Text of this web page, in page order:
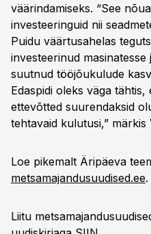
väärindamiseks. “See
investeeringuid nii
Puidu väärtusahelas
investeerinud masinatesse
suutnud tööjõukulude
Edaspidi oleks väga
ettevõtted suurendaksid
tehtavaid kulutusi,” märkis
Loe pikemalt Äripäeva
metsamajandusuudised.ee.
Liitu